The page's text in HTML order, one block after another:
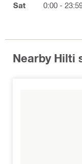
Sat
0:00 -
Nearby Hilti